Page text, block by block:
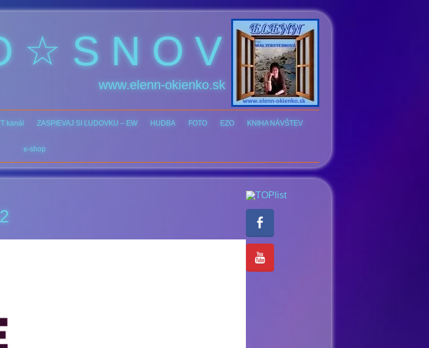
☆ S N O V
www.elenn-okienko.sk
kanál ZASPIEVAJ SI ĽUDOVKU – EW HUDBA FOTO EZO KNIHA NÁVŠTEV
e-shop